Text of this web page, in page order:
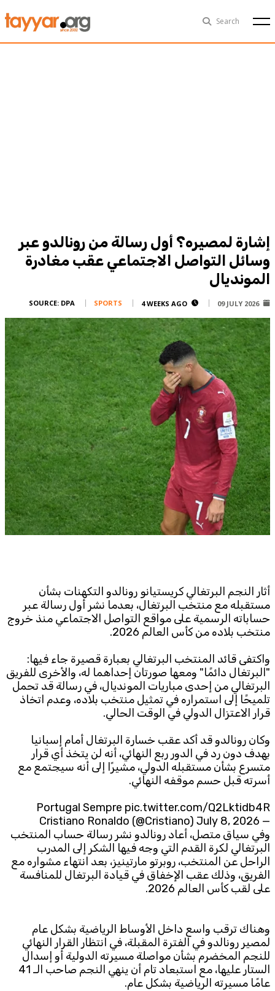
Search
Fri, Aug 7th 29°C
Advertise
Contact
FPM
Services
Horoscope
Polls
Jobs
Writers
Legal
Privacy Policy
Terms Of Use
Cookies Policy
TTV
TTV Plus
Download the app
© 2025. All Rights Reserved. By Koein
إشارة لمصيره؟ أول رسالة من رونالدو عبر
وسائل التواصل الاجتماعي عقب مغادرة
المونديال
09 JULY 2026
4 WEEKS AGO
SPORTS
SOURCE: DPA
أثار النجم البرتغالي كريستيانو رونالدو التكهنات بشأن
مستقبله مع منتخب البرتغال، بعدما نشر أول رسالة عبر
حساباته الرسمية على مواقع التواصل الاجتماعي منذ خروج
منتخب بلاده من كأس العالم 2026.
واكتفى قائد المنتخب البرتغالي بعبارة قصيرة جاء فيها:
"البرتغال دائمًا" ومعها صورتان إحداهما له، والأخرى للفريق
البرتغالي من إحدى مباريات المونديال، في رسالة قد تحمل
تلميحًا إلى استمراره في تمثيل منتخب بلاده، وعدم اتخاذ
قرار الاعتزال الدولي في الوقت الحالي.
وكان رونالدو قد أكد عقب خسارة البرتغال أمام إسبانيا
بهدف دون رد في الدور ربع النهائي، أنه لن يتخذ أي قرار
متسرع بشأن مستقبله الدولي، مشيرًا إلى أنه سيجتمع مع
أسرته قبل حسم موقفه النهائي.
Portugal Sempre pic.twitter.com/Q2Lktidb4R
— Cristiano Ronaldo (@Cristiano)
July 8, 2026
وفي سياق متصل، أعاد رونالدو نشر رسالة حساب المنتخب
البرتغالي لكرة القدم التي وجه فيها الشكر إلى المدرب
الراحل عن المنتخب، روبرتو مارتينيز، بعد انتهاء مشواره مع
الفريق، وذلك عقب الإخفاق في قيادة البرتغال للمنافسة
على لقب كأس العالم 2026.
وهناك ترقب واسع داخل الأوساط الرياضية بشكل عام
لمصير رونالدو في الفترة المقبلة، في انتظار القرار النهائي
للنجم المخضرم بشأن مواصلة مسيرته الدولية أو إسدال
الستار عليها، مع استبعاد تام أن ينهي النجم صاحب الـ 41
عامًا مسيرته الرياضية بشكل عام.